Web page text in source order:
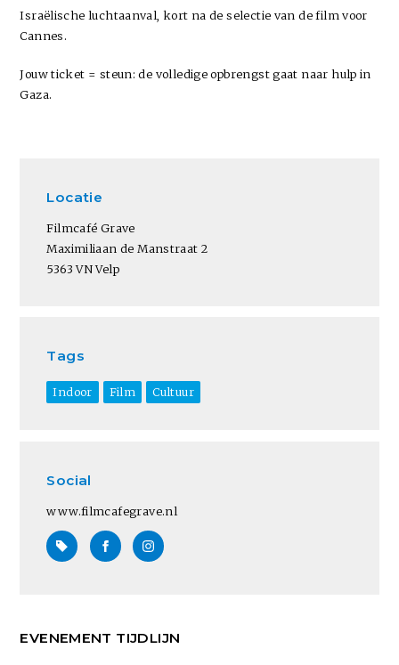
Israëlische luchtaanval, kort na de selectie van de film voor
Cannes.
Jouw ticket = steun: de volledige opbrengst gaat naar hulp in
Gaza.
Locatie
Filmcafé Grave
Maximiliaan de Manstraat 2
5363 VN Velp
Tags
Indoor Film Cultuur
Social
www.filmcafegrave.nl
EVENEMENT TIJDLIJN